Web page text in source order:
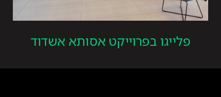
פלייגו בפרוייקט אסותא אשדוד